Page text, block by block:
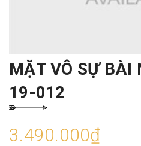
MẶT VÔ SỰ BÀI
19-012
3.490.000₫